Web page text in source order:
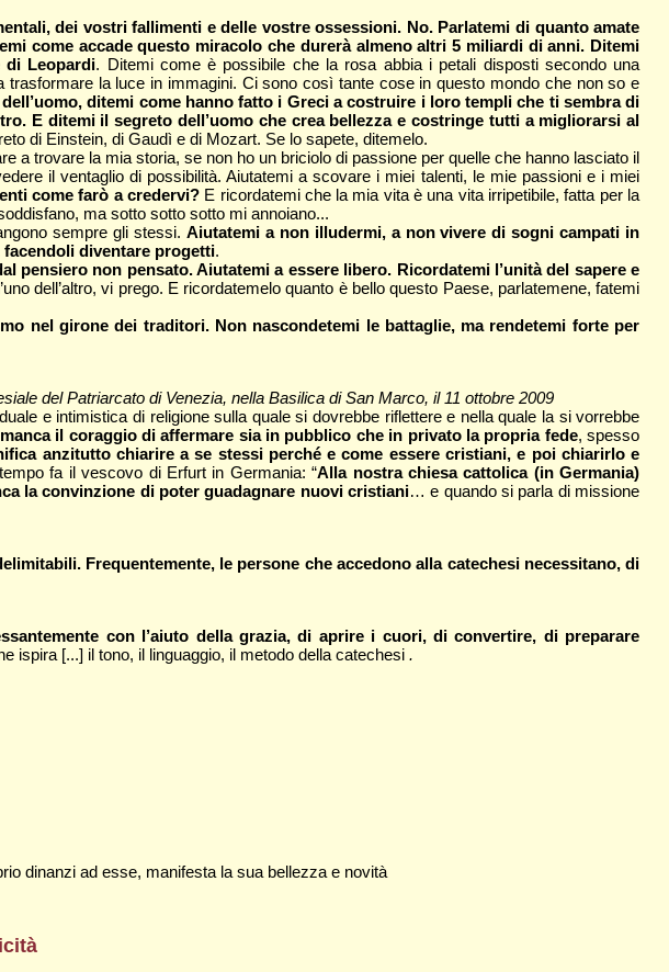
dei vostri falli­menti e delle vostre ossessioni. No. Parlatemi di quanto amate
come accade questo mira­colo che durerà almeno altri 5 miliardi di anni. Ditemi
di Leopardi. Ditemi come è possi­bile che la rosa abbia i petali di­sposti secondo una
la luce in immagi­ni. Ci sono così tante cose in que­sto mondo che non so e
di­temi come hanno fatto i Greci a costruire i loro templi che ti sem­bra di
E ditemi il segreto dell’uomo che crea bellezza e costringe tutti a miglio­rarsi al
di Einstein, di Gaudì e di Mozart. Se lo sapete, ditemelo.
a trova­re la mia storia, se non ho un briciolo di passione per quelle che hanno la­sciato il
il ventaglio di possibilità. Aiuta­temi a scovare i miei talenti, le mie pas­sioni e i miei
come farò a credervi?E ricordatemi che la mia vita è una vita irripetibile, fatta per la
ma sotto sotto sotto mi annoiano...
sempre gli stessi. Aiutatemi a non illudermi, a non vivere di sogni campati in
facendoli diventare progetti.
pensiero non pensato. Aiutatemi a essere libero. Ricordatemi l’unità del sapere e
dell’altro, vi prego. E ricordatemelo quanto è bello questo Paese, parlatemene, fatemi
nel girone dei traditori. Non nascondetemi le battaglie, ma rendetemi forte per
del Patriarcato di Venezia, nella Basilica di San Marco, il 11 ottobre 2009
e intimistica di religione sulla quale si dovrebbe riflettere e nella quale la si vorrebbe
il coraggio di affermare sia in pubblico che in privato la propria fede, spesso
anzitutto chiarire a se stessi perché e come essere cristiani, e poi chiarirlo e
fa il vescovo di Erfurt in Germania: “Alla nostra chiesa cattolica (in Germania)
la convinzione di poter guadagnare nuovi cristiani… e quando si parla di missione
Frequentemente, le persone che accedono alla catechesi necessitano, di
con l’aiuto della grazia, di aprire i cuori, di convertire, di preparare
ispira [...] il tono, il linguaggio, il metodo della catechesi .
dinanzi ad esse, manifesta la sua bellezza e novità